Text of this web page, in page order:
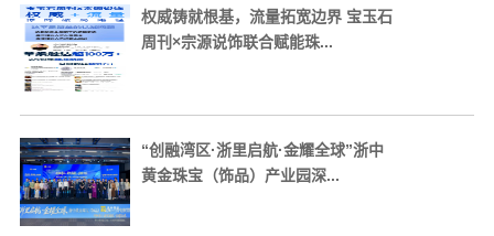
权威铸就根基，流量拓宽边界 宝玉石
周刊×宗源说饰联合赋能珠...
“创融湾区·浙里启航·金耀全球”浙中
黄金珠宝（饰品）产业园深...